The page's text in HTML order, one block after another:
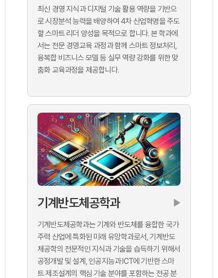
최신 경영 지식과 디지털 기술 활용 역량을 기반으
로 시장분석 능력을 배양하여 4차 산업혁명을 주도
할 스마트 리더 양성을 목적으로 합니다. 본 학과에
서는 전문 경영교육 과정과 함께 스마트 정보처리,
융복합 비즈니스 모델 등 실무 역량 강화를 위한 맞
춤화 교육과정을 제공합니다.
기계반도체공학과 ▶
기계반도체공학과는 기계와 반도체를 융합한 국가
주력 산업에 특화된 미래 유망학과로서, 기계반도
체공학의 전문적인 지식과 기술을 습득하기 위해서
공정개발 및 설계, 인공지능과 ICT에 기반한 스마
트 제조설계의 핵심 기술 분야를 포함하는 전공 분